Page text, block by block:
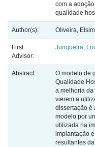
com a
qualidade
Author(s): Oliveira,
First
Advisor:
Junqueira,
Abstract:
O modelo de
Qualidade
a melhoria
vierem a
dissertação é
modelo por
utilizada na
implantação
resultantes